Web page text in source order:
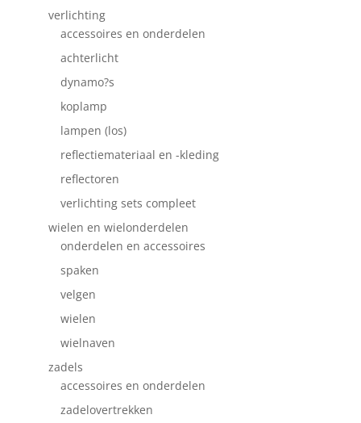
verlichting
accessoires en onderdelen
achterlicht
dynamo?s
koplamp
lampen (los)
reflectiemateriaal en -kleding
reflectoren
verlichting sets compleet
wielen en wielonderdelen
onderdelen en accessoires
spaken
velgen
wielen
wielnaven
zadels
accessoires en onderdelen
zadelovertrekken